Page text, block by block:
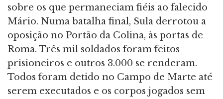
sobre os que permaneciam fiéis ao falecido
Mário. Numa batalha final, Sula derrotou a
oposição no Portão da Colina, às portas de
Roma. Três mil soldados foram feitos
prisioneiros e outros 3.000 se renderam.
Todos foram detido no Campo de Marte até
serem executados e os corpos jogados sem